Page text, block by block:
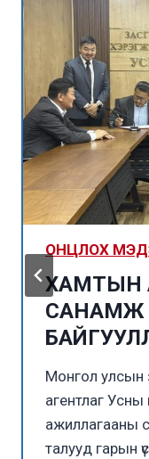
ОНЦЛОХ
ХАМТЫН
САНАМЖ
Монгол улсын
агентлаг
ажиллагааны
талууд гарын